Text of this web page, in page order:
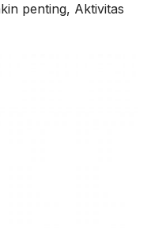
penting, Aktivitas